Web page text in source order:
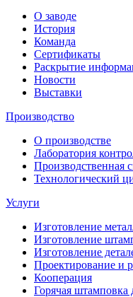
О заводе
История
Команда
Сертификаты
Раскрытие
Новости
Выставки
Производство
О производстве
Лаборатория
Производственная
Технологический
Услуги
Изготовление
Изготовление
Изготовление
Проектирование и
Кооперация
Горячая штамповка